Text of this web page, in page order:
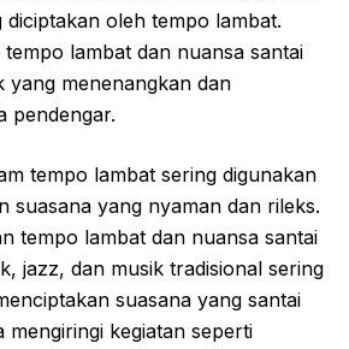
diciptakan oleh tempo lambat.
lambat dan nuansa santai
yang menenangkan dan
pendengar.
tempo lambat sering digunakan
suasana yang nyaman dan rileks.
tempo lambat dan nuansa santai
jazz, dan musik tradisional sering
suasana yang santai
mengiringi kegiatan seperti